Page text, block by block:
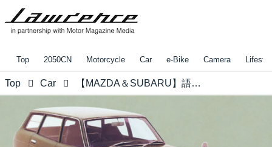
Top 2050CN Motorcycle Car e-Bike Camera
Top Car 【MAZDA＆SUBARU】語り継がれる名車の系譜： SUBARUレオーネVAN 4WD 1972.09～